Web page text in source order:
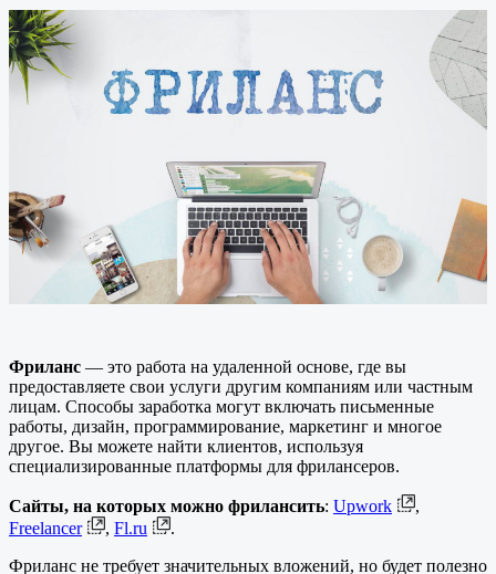
Фриланс — это работа на удаленной основе, где вы
предоставляете свои услуги другим компаниям или частным
лицам. Способы заработка могут включать письменные
работы, дизайн, программирование, маркетинг и многое
другое. Вы можете найти клиентов, используя
специализированные платформы для фрилансеров.
Сайты, на которых можно фрилансить: Upwork
,
Freelancer
, Fl.ru
.
Фриланс не требует значительных вложений, но будет полезно